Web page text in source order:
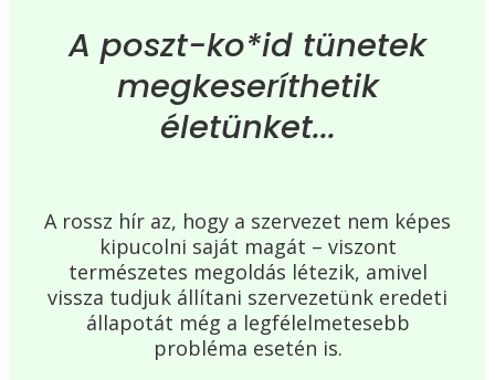
A poszt-ko*id tünetek
megkeseríthetik
életünket...
A rossz hír az, hogy a szervezet nem képes
kipucolni saját magát – viszont
természetes megoldás létezik, amivel
vissza tudjuk állítani szervezetünk eredeti
állapotát még a legfélelmetesebb
probléma esetén is.